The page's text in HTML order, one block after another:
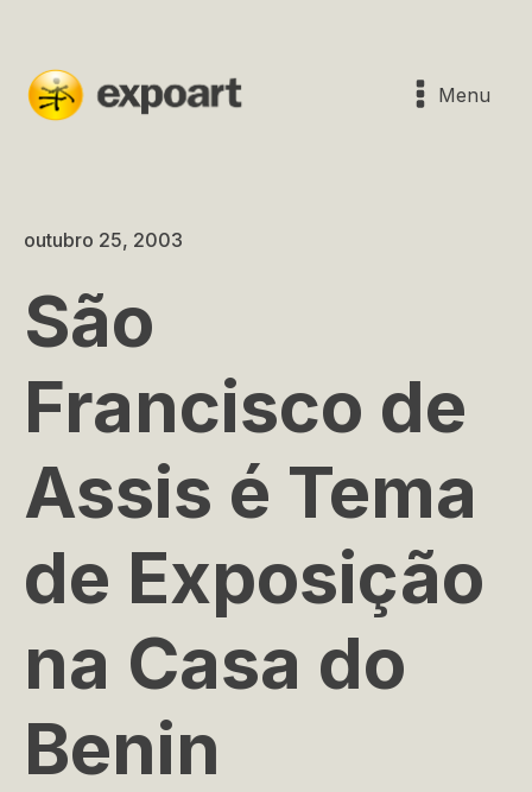
Menu
outubro 25, 2003
São
Francisco de
Assis é Tema
de Exposição
na Casa do
Benin